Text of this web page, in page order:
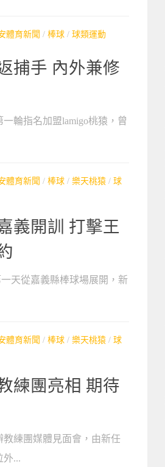
體育新聞 / 棒球 / 球類運動
捕手 內外兼修
輪指名加盟lamigo桃猿，曾
體育新聞 / 棒球 / 樂天桃猿 / 球
義開訓 打擊王
一天從嘉義縣棒球場展開，新
體育新聞 / 棒球 / 樂天桃猿 / 球
練團亮相 期待
教練團媒體見面會，由新任
外...